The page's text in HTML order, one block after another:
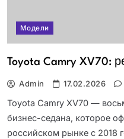
Модели
Toyota Camry XV70:
Admin 17.02.2026
Toyota Camry XV70 —
бизнес-седана, которое
российском рынке с 2018